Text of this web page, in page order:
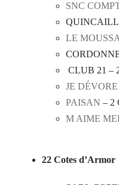
SNC
LE
CLUB 21 –
JE
PAISAN – 2
M AIME
22 Cotes d’Armor